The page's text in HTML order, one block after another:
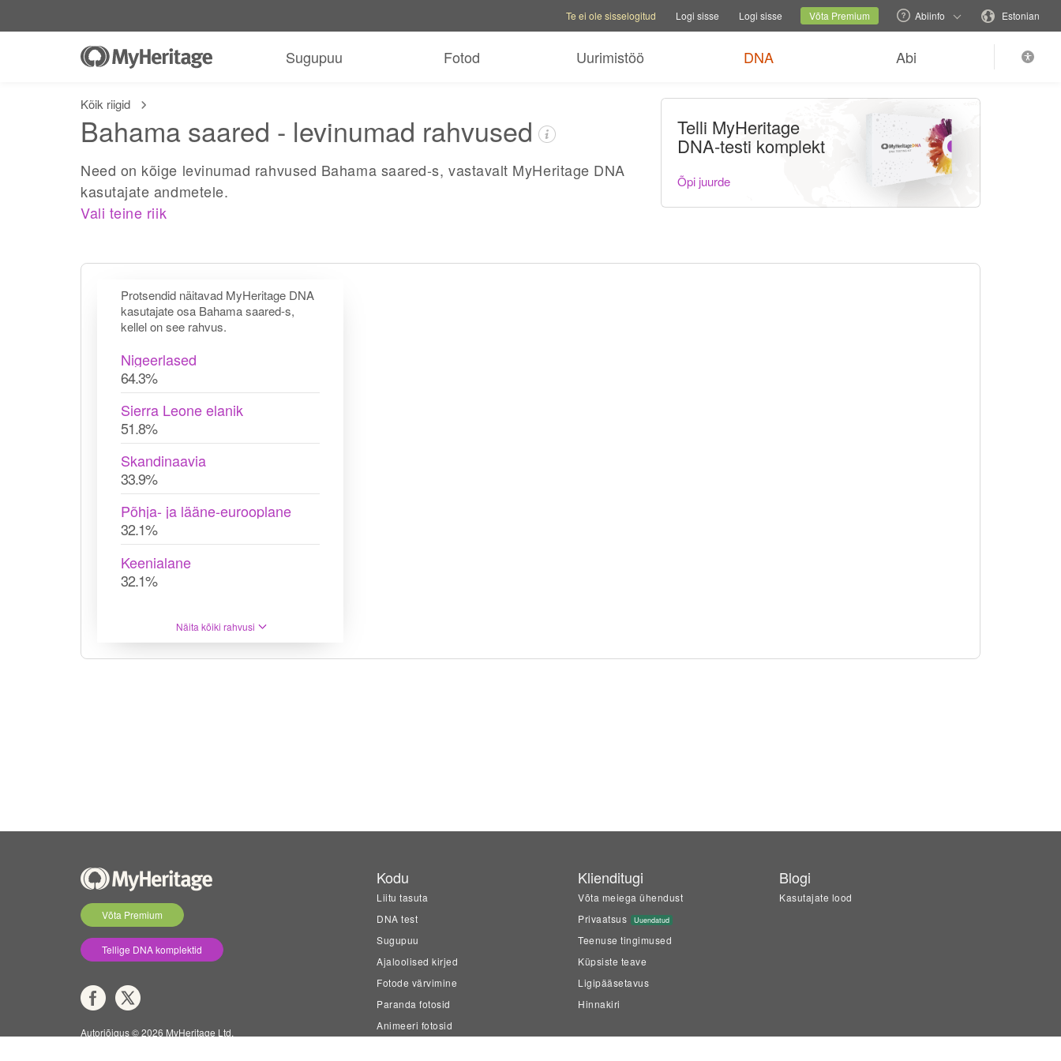
Praegune saitMuuda keelt
Te ei ole sisselogitud Logi sisse Logi sisse Võta Premium Abiinfo Estonian
Sugupuu Fotod Uurimistöö DNA Abi
Kõik riigid
Bahama saared - levinumad rahvused
Need on kõige levinumad rahvused Bahama saared-s, vastavalt MyHeritage DNA
kasutajate andmetele.
Vali teine riik
Telli MyHeritage
DNA-testi komplekt
Õpi juurde
Protsendid näitavad MyHeritage DNA
kasutajate osa Bahama saared-s,
kellel on see rahvus.
Nigeerlased
64.3%
Sierra Leone elanik
51.8%
Skandinaavia
33.9%
Põhja- ja lääne-eurooplane
32.1%
Keenialane
32.1%
Näita kõiki rahvusi
Võta Premium
Tellige DNA komplektid
Autoriõigus © 2026 MyHeritage Ltd.
Kodu
Liitu tasuta
DNA test
Sugupuu
Ajaloolised kirjed
Fotode värvimine
Paranda fotosid
Animeeri fotosid
Klienditugi
Võta meiega ühendust
Privaatsus
Uuendatud
Teenuse tingimused
Küpsiste teave
Ligipääsetavus
Hinnakiri
Blogi
Kasutajate lood